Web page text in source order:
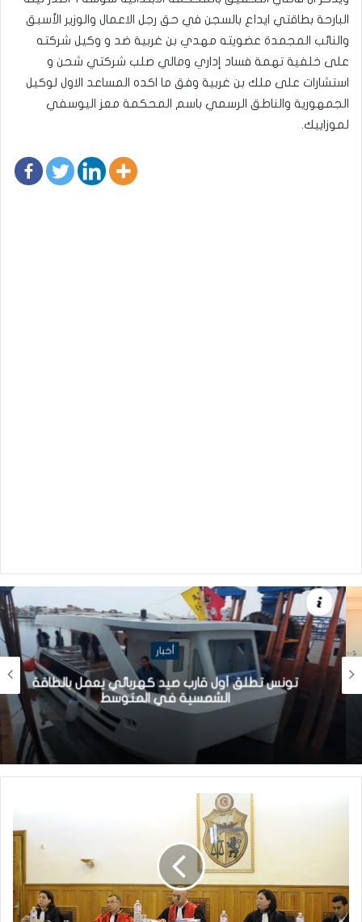
البارحة بطاقتي ايداع بالسجن في حق رجل الاعمال والوزير الأسبق
والنائب المجمدة عضويته مهدي بن غربية ضد و وكيل شركته
على خلفية تهمة فساد إداري ومالي صلب شركتي شحن و
استشارات على ملك بن غربية وفق ما اكده المساعد الاول لوكيل
الجمهورية والناطق الرسمي باسم المحكمة معز اليوسفي
لموزاييك.
أخبار
تونس تطلق أول قارب صيد كهربائي يعمل بالطاقة
الشمسية في المتوسط